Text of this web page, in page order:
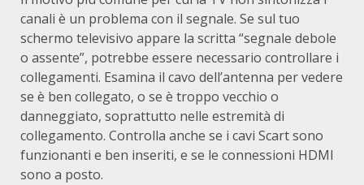
canali è un problema con il segnale. Se sul tuo
schermo televisivo appare la scritta “segnale debole
o assente”, potrebbe essere necessario controllare i
collegamenti. Esamina il cavo dell’antenna per vedere
se è ben collegato, o se è troppo vecchio o
danneggiato, soprattutto nelle estremità di
collegamento. Controlla anche se i cavi Scart sono
funzionanti e ben inseriti, e se le connessioni HDMI
sono a posto.